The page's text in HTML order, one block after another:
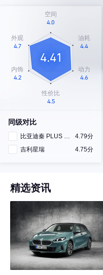
同级对比
比亚迪秦 PLUS DM-i
4.79分
吉利星瑞
4.75分
精选资讯